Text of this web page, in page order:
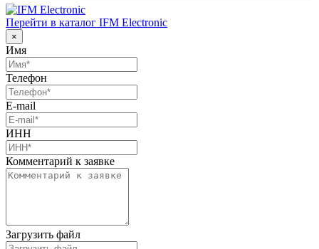
Перейти в каталог IFM Electronic
×
Имя
Телефон
E-mail
ИНН
Комментарий к заявке
Загрузить файл